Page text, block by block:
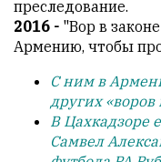
не
является
обязательным
условием
публикации.
Противоположные
преследование.
2016 - "Вор в
Армению, чтобы
С ним в
других «воров
В Цахкадзоре
Самвел